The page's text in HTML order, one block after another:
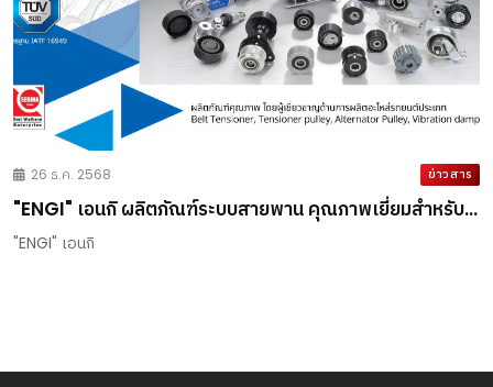
26 ธ.ค. 2568 ข่าวสาร
"ENGI" เอนกิ ผลิตภัณฑ์ระบบสายพาน คุณภาพเยี่ยมสำหรับ
รถยนต์ทุกประเภท
"ENGI" เอนกิ